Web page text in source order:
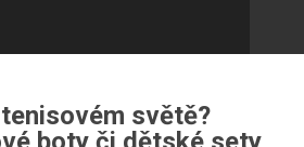
světě?